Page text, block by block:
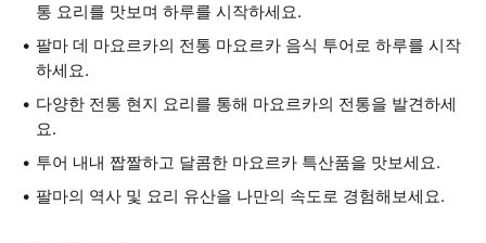
통 요리를 맛보며 하루를 시작하세요.
팔마 데 마요르카의 전통 마요르카 음식 투어로 하루를 시작
하세요.
다양한 전통 현지 요리를 통해 마요르카의 전통을 발견하세
요.
투어 내내 짭짤하고 달콤한 마요르카 특산품을 맛보세요.
팔마의 역사 및 요리 유산을 나만의 속도로 경험해보세요.